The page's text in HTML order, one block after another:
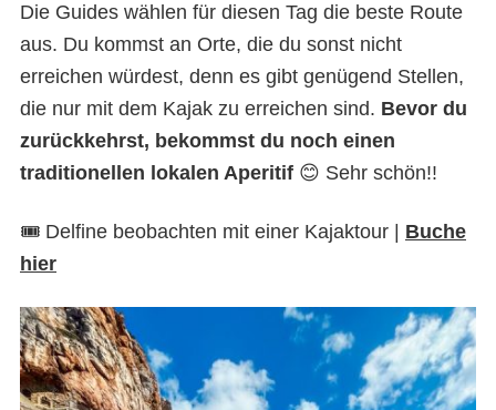
Die Guides wählen für diesen Tag die beste Route
aus. Du kommst an Orte, die du sonst nicht
erreichen würdest, denn es gibt genügend Stellen,
die nur mit dem Kajak zu erreichen sind. Bevor du
zurückkehrst, bekommst du noch einen
traditionellen lokalen Aperitif 😊 Sehr schön!!
🎟️ Delfine beobachten mit einer Kajaktour | Buche
hier